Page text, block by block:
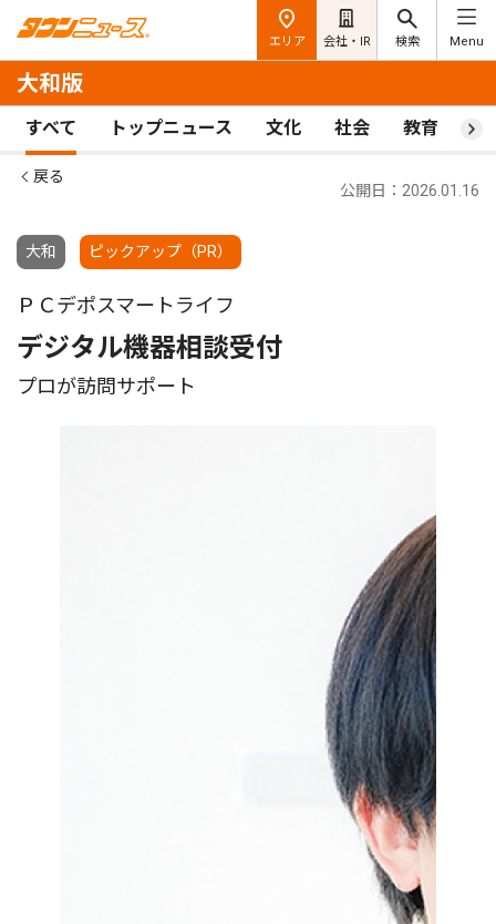
エリア 会社・IR 検索 Menu
大和版
すべて トップニュース 文化 社会 教育 ス
戻る
大和 ピックアップ（PR）
公開日：2026.01.16
ＰＣデポスマートライフ
デジタル機器相談受付
プロが訪問サポート